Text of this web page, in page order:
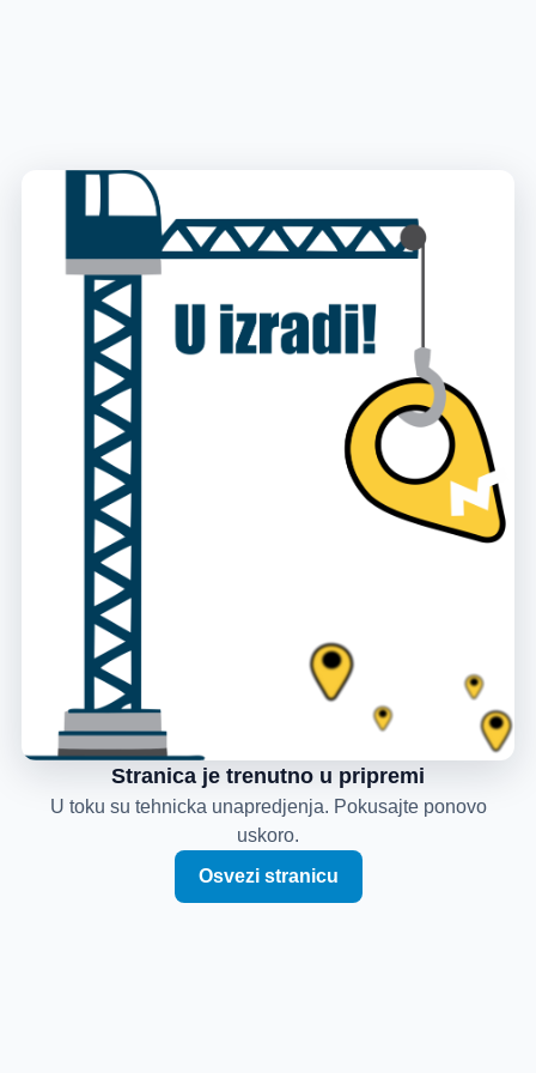
Stranica je trenutno u pripremi
U toku su tehnicka unapredjenja. Pokusajte ponovo
uskoro.
Osvezi stranicu